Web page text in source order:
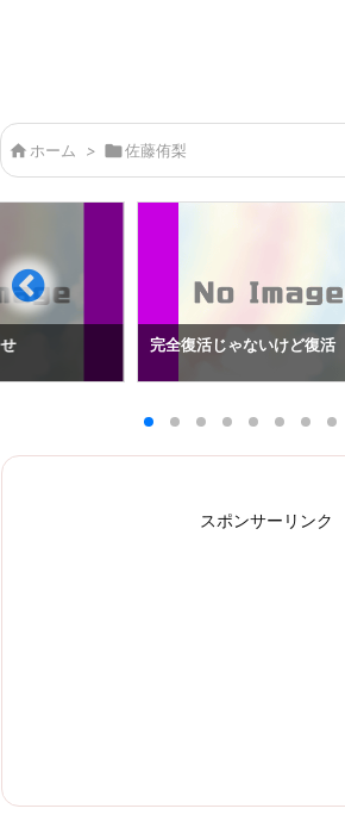
 ホーム > 佐藤侑梨
完全復活じゃないけど復活
スポンサーリンク